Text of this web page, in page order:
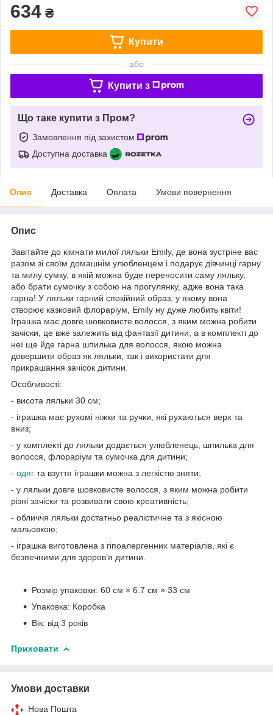
634 ₴
Купити
або
Купити з
Що таке купити з Пром?
Замовлення під захистом
Доступна доставка
Опис Доставка Оплата Умови повернення
Опис
Завітайте до кімнати милої ляльки Emily, де вона зустріне вас
разом зі своїм домашнім улюбленцем і подарує дівчинці гарну
та милу сумку, в якій можна буде переносити саму ляльку,
або брати сумочку з собою на прогулянку, адже вона така
гарна! У ляльки гарний спокійний образ, у якому вона
створює казковий флораріум, Emily ну дуже любить квіти!
Іграшка має довге шовковисте волосся, з яким можна робити
зачіски, це вже залежить від фантазії дитини, а в комплекті до
неї ще йде гарна шпилька для волосся, якою можна
довершити образ як ляльки, так і використати для
прикрашання зачісок дитини.
Особливості:
- висота ляльки 30 см;
- іграшка має рухомі ніжки та ручки, які рухаються верх та
вниз;
- у комплекті до ляльки додається улюбленець, шпилька для
волосся, флораріум та сумочка для дитини;
- одяг та взуття іграшки можна з легкістю зняти;
- у ляльки довге шовковисте волосся, з яким можна робити
різні зачіски та розвивати свою креативність;
- обличчя ляльки достатньо реалістичне та з якісною
мальовкою;
- іграшка виготовлена з гіпоалергенних матеріалів, які є
безпечними для здоров’я дитини.
Розмір упаковки: 60 см × 6.7 см × 33 см
Упаковка: Коробка
Вік: від 3 років
Приховати
Умови доставки
Нова Пошта